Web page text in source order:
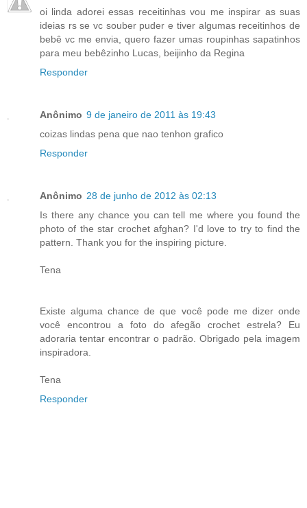
oi linda adorei essas receitinhas vou me inspirar as suas
ideias rs se vc souber puder e tiver algumas receitinhos de
bebê vc me envia, quero fazer umas roupinhas sapatinhos
para meu bebêzinho Lucas, beijinho da Regina
Responder
Anônimo 9 de janeiro de 2011 às 19:43
coizas lindas pena que nao tenhon grafico
Responder
Anônimo 28 de junho de 2012 às 02:13
Is there any chance you can tell me where you found the
photo of the star crochet afghan? I'd love to try to find the
pattern. Thank you for the inspiring picture.
Tena
Existe alguma chance de que você pode me dizer onde
você encontrou a foto do afegão crochet estrela? Eu
adoraria tentar encontrar o padrão. Obrigado pela imagem
inspiradora.
Tena
Responder